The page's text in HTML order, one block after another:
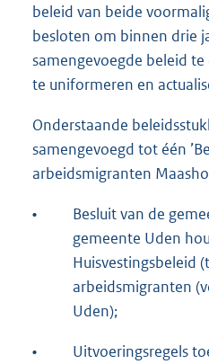
beleid van beide
besloten om binnen drie
samengevoegde beleid
te uniformeren en
Onderstaande
samengevoegd tot één
arbeidsmigranten
•
Besluit van de
gemeente Uden
Huisvestingsbeleid
arbeidsmigranten
Uden);
•
Uitvoeringsregels